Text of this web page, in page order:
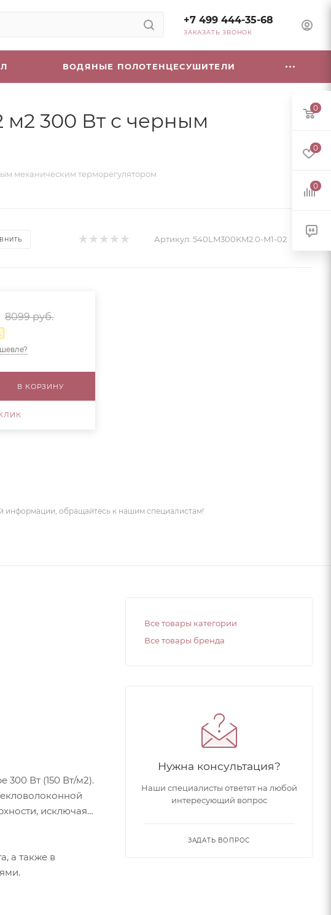
+7 499 444-35-68
ЗАКАЗАТЬ ЗВОНОК
ВОДЯНЫЕ ПОЛОТЕНЦЕСУШИТЕЛИ
м2 300 Вт с черным
механическим терморегулятором
Артикул: 540LM300KM2.0-M1-02
8099руб.
В КОРЗИНУ
информации, обращайтесь к нашим специалистам!
300 Вт (150 Вт/м2).
исключая
а также в
Все товары категории
Все товары бренда
Нужна консультация?
Наши специалисты ответят на любой
интересующий вопрос
ЗАДАТЬ ВОПРОС
0
0
0